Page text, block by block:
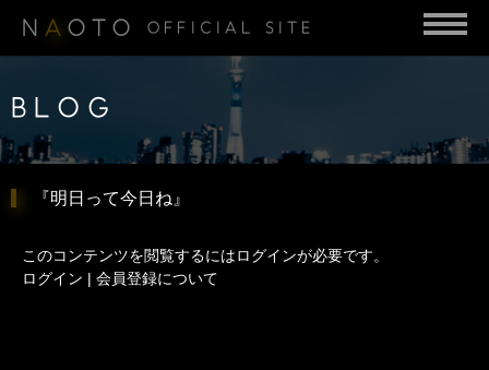
N A OTO OFFICIAL SITE
BLOG
『明日って今日ね』
このコンテンツを閲覧するにはログインが必要です。
ログイン | 会員登録について